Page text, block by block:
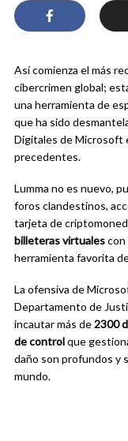
Así comienza el más
cibercrimen global;
una herramienta de
que ha sido
Digitales de Microsoft
precedentes.
Lumma no es nuevo,
foros clandestinos,
tarjeta de
billeteras virtualescon
herramienta favorita
La ofensiva de
Departamento de
incautar más de2300
de controlque
daño son profundos y
mundo.